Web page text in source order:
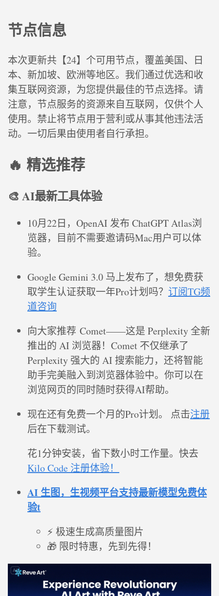
节点信息
本次更新共【24】个可用节点，覆盖美国、日
本、新加坡、欧洲等地区。我们通过优选和收
集互联网资源，为您提供最佳的节点选择。请
注意，节点服务的资源来自互联网，仅供个人
使用。禁止将节点用于营利或从事其他违法活
动。一切后果由使用者自行承担。
🔥 精选推荐
🎨 AI最新工具体验
10月22日，OpenAI 发布 ChatGPT Atlas浏
览器，目前不需要邀请码Mac用户可以体
验。
Google Gemini 3.0 马上发布了，想免费获
取学生认证获取一年Pro计划吗？ 订阅TG频
道咨询
向大家推荐 Comet——这是 Perplexity 全新
推出的 AI 浏览器！Comet 不仅继承了
Perplexity 强大的 AI 搜索能力，还将智能
助手完美融入到浏览器体验中。你可以在
浏览网页的同时随时获得AI帮助。
现在还有免费一个月的Pro计划。 点击注册
后在下载测试。
花1分钟安装，省下数小时工作量。快去
Kilo Code 注册体验！
AI 生图，生视频平台支持最新模型免费体
验t
⚡ 极速生成高质量图片
🎁 限时特惠，先到先得！